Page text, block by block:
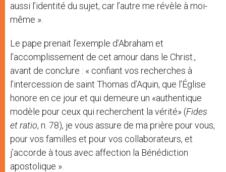
aussi l’identité du sujet, car l’autre me révèle à moi-
même ».
Le pape prenait l’exemple d’Abraham et
l’accomplissement de cet amour dans le Christ.,
avant de conclure : « confiant vos recherches à
l’intercession de saint Thomas d’Aquin, que l’Église
honore en ce jour et qui demeure un «authentique
modèle pour ceux qui recherchent la vérité» (Fides
et ratio, n. 78), je vous assure de ma prière pour vous,
pour vos familles et pour vos collaborateurs, et
j’accorde à tous avec affection la Bénédiction
apostolique ».